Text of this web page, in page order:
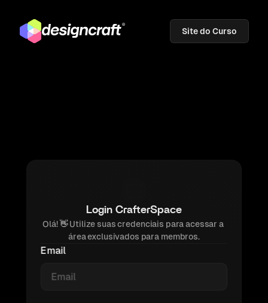
Site do Curso
Login CrafterSpace
Olá! 👋 Utilize suas credenciais para acessar a
área exclusivados para membros.
Email